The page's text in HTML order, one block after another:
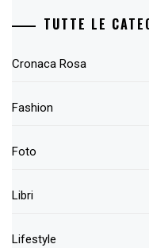
TUTTE LE
Cronaca Rosa
Fashion
Foto
Libri
Lifestyle